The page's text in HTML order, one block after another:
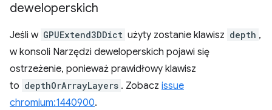
deweloperskich
Jeśli w GPUExtend3DDict użyty zostanie klawisz depth ,
w konsoli Narzędzi deweloperskich pojawi się
ostrzeżenie, ponieważ prawidłowy klawisz
to depthOrArrayLayers . Zobacz issue
chromium:1440900.